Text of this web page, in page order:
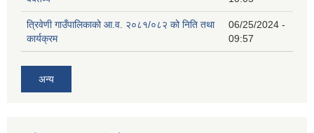
त्रिवेणी गाउँपालिकाको आ.व. २०८१/०८२ को निति तथा
कार्यक्रम
06/25/2024 -
09:57
अन्य